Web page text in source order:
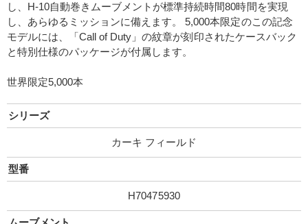
し、H-10自動巻きムーブメントが標準持続時間80時間を実現
し、あらゆるミッションに備えます。 5,000本限定のこの記念
モデルには、「Call of Duty」の紋章が刻印されたケースバック
と特別仕様のパッケージが付属します。
世界限定5,000本
シリーズ
カーキ フィールド
型番
H70475930